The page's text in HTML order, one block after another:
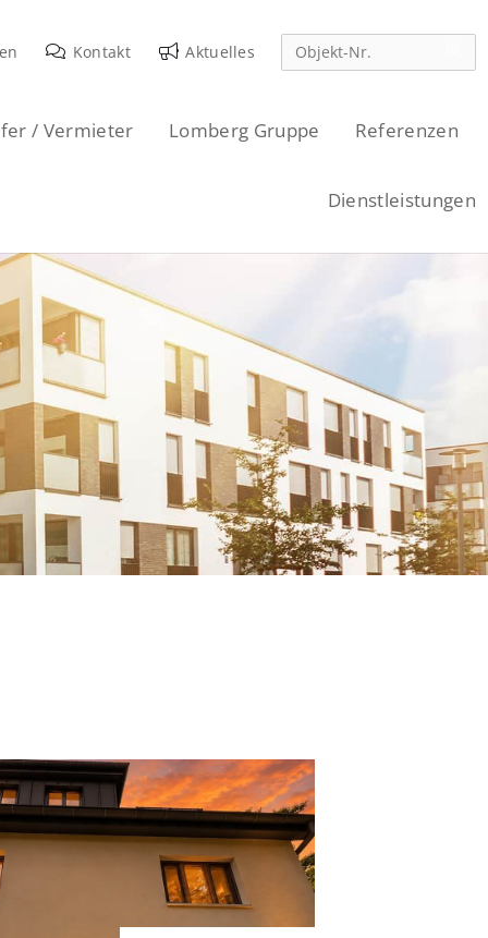
Kontakt Aktuelles
/ Vermieter Lomberg Gruppe Referenzen
Dienstleistungen